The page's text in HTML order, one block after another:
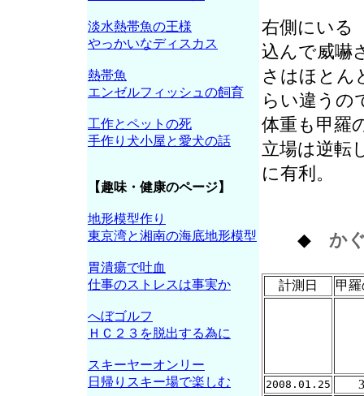
右側にいる
込んで威嚇
さはほとん
らい違うの
体重も甲羅
立場は逆転
に有利。
◆ か
計測日 甲
2008.01.25
淡水熱帯魚の王様
やっかいなディスカス
熱帯魚
エンゼルフィッシュの飼育
工作とペットの死
手作り犬小屋と愛犬の話
【趣味・健康のページ】
地形模型作り
東京湾と湘南の海底地形模型
胃潰瘍で吐血
仕事のストレスは事実か
へぼゴルフ
ＨＣ２３を脱出する為に
スキーヤーオンリー
日帰りスキー場で楽しむ